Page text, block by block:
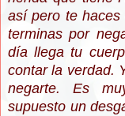
así pero te
terminas por
día llega tu
contar la verdad.
negarte. Es
supuesto un